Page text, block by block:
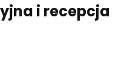
i recepcja